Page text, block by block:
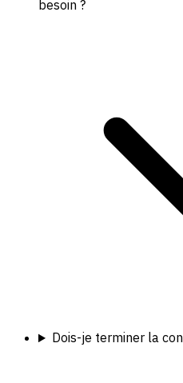
besoin ?
Dois-je terminer la